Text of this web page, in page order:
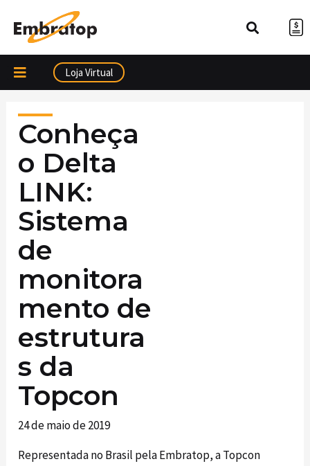
para
conteúdo
Loja Virtual
Conheça
o Delta
LINK:
Sistema
de
monitora
mento de
estrutura
s da
Topcon
24 de maio de 2019
Representada no Brasil pela Embratop, a Topcon